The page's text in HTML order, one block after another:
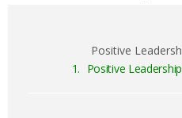
Positive
1. Positive